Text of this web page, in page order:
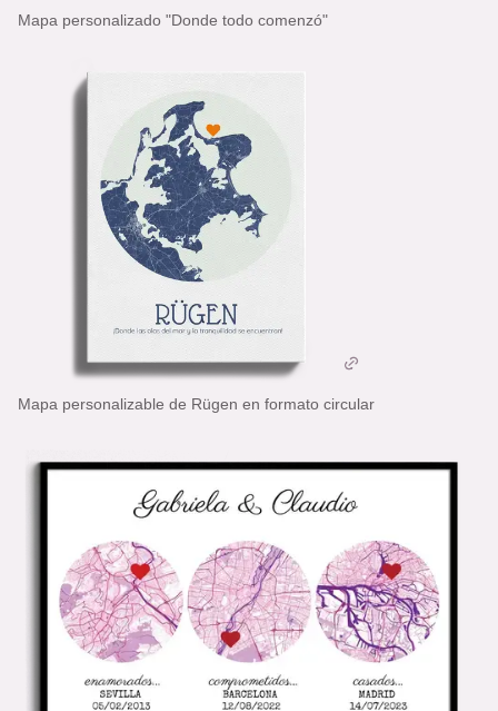
Mapa personalizado "Donde todo comenzó"
Mapa personalizable de Rügen en formato circular